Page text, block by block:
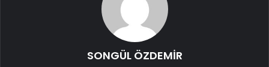
SONGÜL ÖZDEMİR